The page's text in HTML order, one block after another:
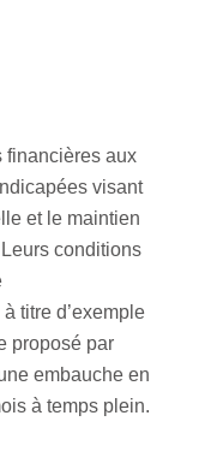
financières aux
visant
et le maintien
conditions
titre d’exemple
proposé par
embauche en
à temps plein.